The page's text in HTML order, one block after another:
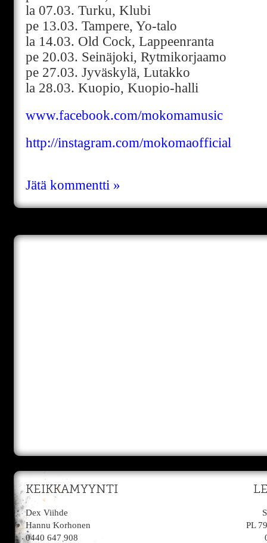
la 07.03. Turku, Klubi
pe 13.03. Tampere, Yo-talo
la 14.03. Old Cock, Lappeenranta
pe 20.03. Seinäjoki, Rytmikorjaamo
pe 27.03. Jyväskylä, Lutakko
la 28.03. Kuopio, Kuopio-halli
www.facebook.com/mokomamusic
http://instagram.com/mokomaofficial
Jätä kommentti »
KEIKKAMYYNTI
Dex Viihde
Hannu Korhonen
0440 647 908
PL